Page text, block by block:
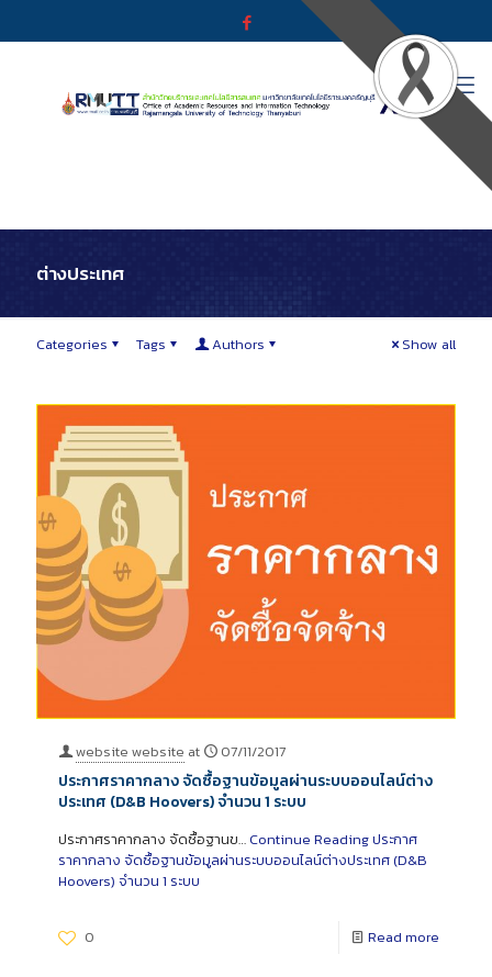
ต่างประเทศ
Categories Tags Authors Show all
website website at 07/11/2017
ประกาศราคากลาง จัดซื้อฐานข้อมูลผ่านระบบออนไลน์ต่าง
ประเทศ (D&B Hoovers) จำนวน 1 ระบบ
ประกาศราคากลาง จัดซื้อฐานข… Continue Readingประกาศ
ราคากลาง จัดซื้อฐานข้อมูลผ่านระบบออนไลน์ต่างประเทศ (D&B
Hoovers) จำนวน 1 ระบบ
0 Read more